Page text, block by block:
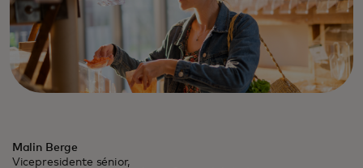
Malin Berge
Vicepresidente sénior,